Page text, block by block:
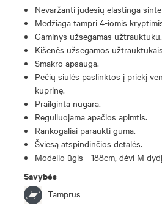
Nevaržanti judesių elastinga
Medžiaga tampri 4-iomis
Gaminys užsegamas užtrauktuku.
Kišenės užsegamos
Smakro apsauga.
Pečių siūlės paslinktos į priekį
kuprinę.
Prailginta nugara.
Reguliuojama apačios apimtis.
Rankogaliai paraukti guma.
Šviesą atspindinčios detalės.
Modelio ūgis - 188cm, dėvi M
Savybės
Tamprus